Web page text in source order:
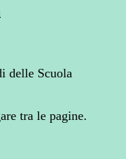
delle Scuola
tra le pagine.